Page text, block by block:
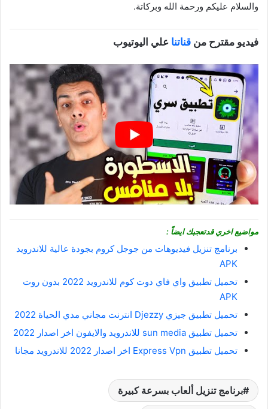
والسلام عليكم ورحمة الله وبركاتة.
فيديو مقترح من قناتنا علي اليوتيوب
مواضيع اخري قدتعجبك ايضاً :
برنامج تنزيل فيديوهات من جوجل كروم بجودة عالية للاندرويد
APK
تحميل تطبيق واي فاي دوت كوم للاندرويد 2022 بدون روت
APK
تحميل تطبيق جيزي Djezzy انترنت مجاني مدي الحياة 2022
تحميل تطبيق sun media للاندرويد والايفون اخر اصدار 2022
تحميل تطبيق Express Vpn اخر اصدار 2022 للاندرويد مجانا
برنامج تنزيل ألعاب بسرعة كبيرة